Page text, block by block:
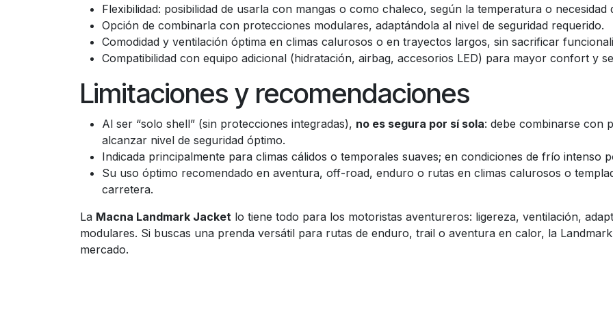
Flexibilidad: posibilidad de usarla con mangas o como chaleco, según la temperatura o necesidad
Opción de combinarla con protecciones modulares, adaptándola al nivel de seguridad requerido.
Comodidad y ventilación óptima en climas calurosos o en trayectos largos, sin sacrificar
Compatibilidad con equipo adicional (hidratación, airbag, accesorios LED) para mayor confort y
Limitaciones y recomendaciones
Al ser “solo shell” (sin protecciones integradas), no es segura por sí sola: debe combinarse con
alcanzar nivel de seguridad óptimo.
Indicada principalmente para climas cálidos o temporales suaves; en condiciones de frío intenso
Su uso óptimo recomendado en aventura, off-road, enduro o rutas en climas calurosos o
carretera.
La Macna Landmark Jacket lo tiene todo para los motoristas aventureros: ligereza, ventilación,
modulares. Si buscas una prenda versátil para rutas de enduro, trail o aventura en calor, la
mercado.